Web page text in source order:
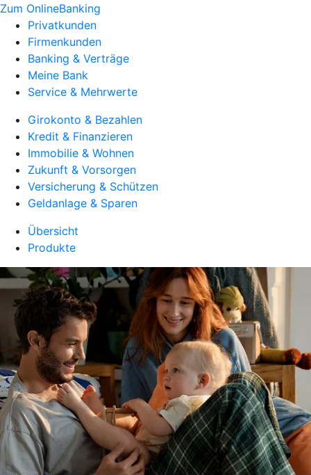
Zum OnlineBanking
Privatkunden
Firmenkunden
Banking & Verträge
Meine Bank
Service & Mehrwerte
Girokonto & Bezahlen
Kredit & Finanzieren
Immobilie & Wohnen
Zukunft & Vorsorgen
Versicherung & Schützen
Geldanlage & Sparen
Übersicht
Produkte